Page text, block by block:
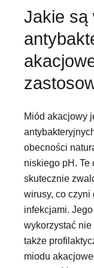
Jakie są
Miód akacjowy
obecności
niskiego pH. Te
skutecznie
wirusy, co czyni
infekcjami.
wykorzystać
także
miodu